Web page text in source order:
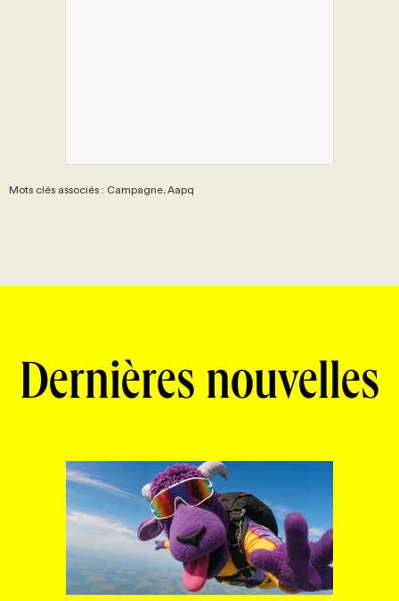
Mots clés associés : Campagne, Aapq
Dernières nouvelles